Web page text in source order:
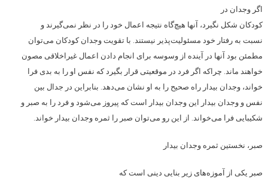
اگر وجدان در
کودکان شکل نگیرد، آنها هیچ‌گاه نتیجه اعمال خود را در نظر نمی‌گیرند و
نسبت به رفتار خود مسئولیت‌پذیر نیستند. با تقویت وجدان کودکان می‌توان
مطمئن بود آنها در آینده از وسوسه برای انجام دادن اعمال غیراخلاقی مصون
خواهند ماند. چراکه اگر فرد در موقعیتی قرار بگیرد که نفس او را به بدی فرا
خواند، وجدان بیدار راه صحیح را به او نشان می‌دهد. بنابراین در جدال بین
نفس و وجدان بیدار این وجدان بیدار است که پیروز می‌شود و فرد را به صبر و
شکیبایی فرا می‌خواند. از این رو می‌توان صبر را ثمره وجدان بیدار خواند.
صبر، نخستین ثمره وجدان بیدار
صبر یکی از آموزه‌های زیر بنایی دینی است که